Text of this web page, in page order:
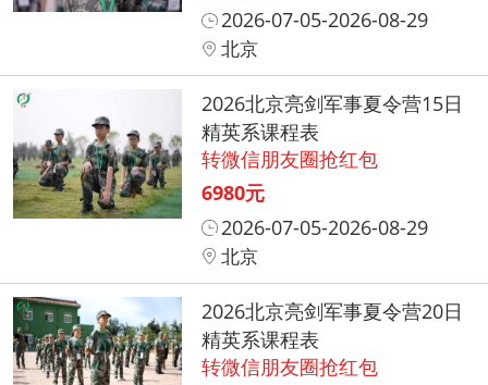
2026-07-05-2026-08-29
北京
2026北京亮剑军事夏令营15日
精英系课程表
转微信朋友圈抢红包
6980元
2026-07-05-2026-08-29
北京
2026北京亮剑军事夏令营20日
精英系课程表
转微信朋友圈抢红包